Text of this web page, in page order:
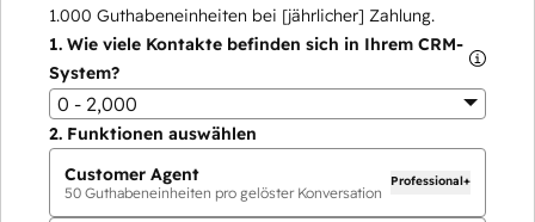
1.000 Guthabeneinheiten bei [jährlicher] Zahlung.
1. Wie viele Kontakte befinden sich in Ihrem CRM-
System?
0 - 2,000
2. Funktionen auswählen
Customer Agent
50 Guthabeneinheiten pro gelöster Konversation
Professional+